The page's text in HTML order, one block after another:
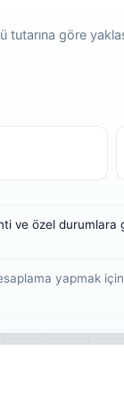
tutarına göre
ve özel durumlara
yapmak